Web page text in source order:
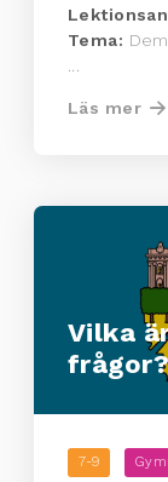
Tema:
Läs mer
Vilka
frågor?
7-9